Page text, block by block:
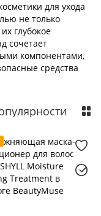
для ухода
не только
глубокое
сочетает
компонентами,
средства